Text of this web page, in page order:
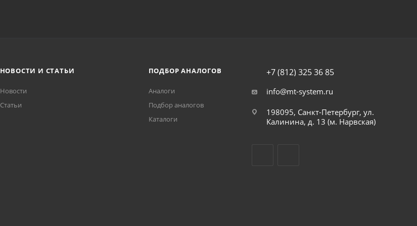
НОВОСТИ И СТАТЬИ
Новости
Статьи
ПОДБОР АНАЛОГОВ
Аналоги
Подбор аналогов
Каталоги
+7 (812) 325 36 85
info@mt-system.ru
198095, Санкт-Петербург, ул.
Калинина, д. 13 (м. Нарвская)